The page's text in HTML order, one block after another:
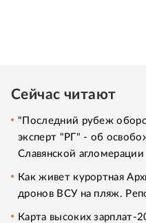
Сейчас читают
"Последний рубеж
эксперт "РГ" - об
Славянской агломерации
Как живет курортная
дронов ВСУ на пляж.
Карта высоких зарплат-